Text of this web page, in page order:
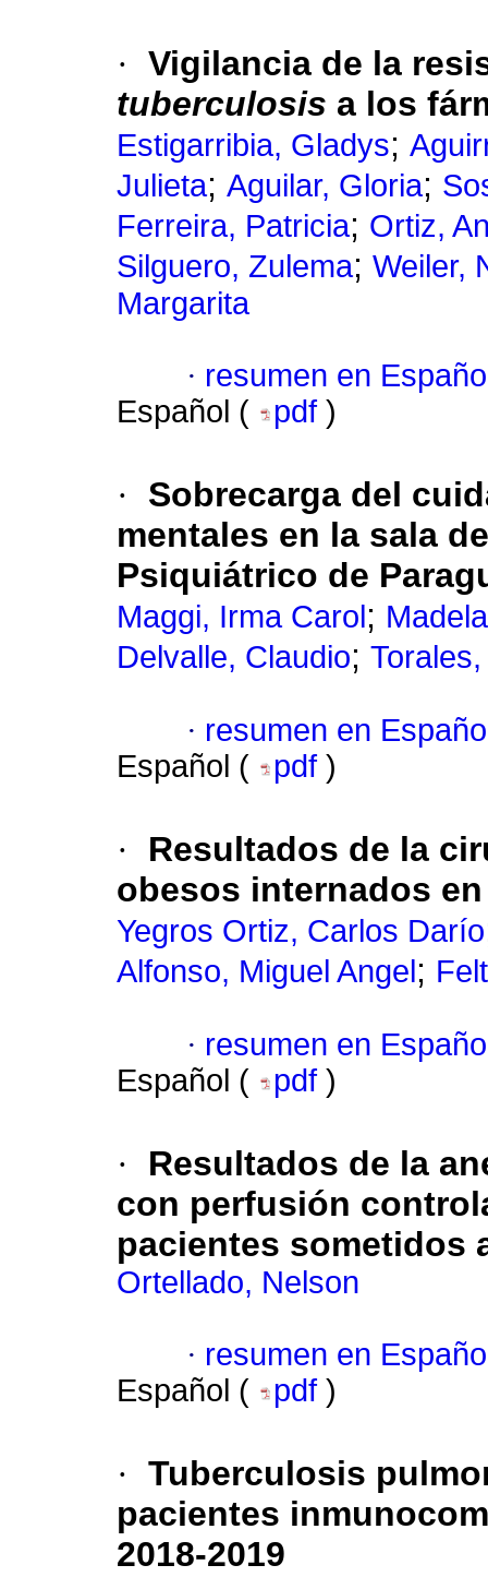
· Vigilancia de la
tuberculosis a los
Estigarribia, Gladys;
Julieta; Aguilar, Gloria;
Ferreira, Patricia; Ortiz,
Silguero, Zulema; Weiler,
Margarita
· resumen en
Español (
pdf )
·
Sobrecarga del
mentales en la sala
Psiquiátrico de
Maggi, Irma Carol ;
Delvalle, Claudio;
· resumen en
Español (
pdf )
·
Resultados de la
obesos internados
Yegros Ortiz, Carlos Darío
Alfonso, Miguel Angel ;
· resumen en
Español (
pdf )
·
Resultados de la
con perfusión
pacientes sometidos
Ortellado, Nelson
· resumen en
Español (
pdf )
· Tuberculosis
pacientes
2018-2019